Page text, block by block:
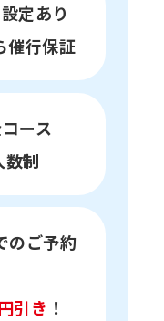
定あり
催行保証
ース
制
のご予約
引き ！